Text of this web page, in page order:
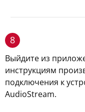
8
Выйдите из
инструкциям
подключения к
AudioStream.